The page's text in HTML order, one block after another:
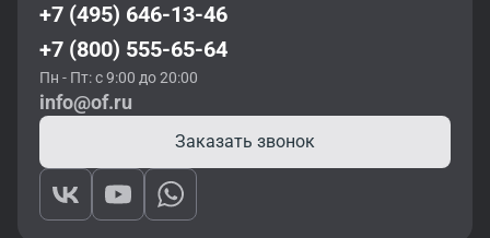
+7 (495) 646-13-46
+7 (800) 555-65-64
Пн - Пт: с 9:00 до 20:00
info@of.ru
Заказать звонок